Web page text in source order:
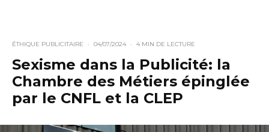
ÉTHIQUE PUBLICITAIRE · 04/07/2024 · 4 MIN DE LECTURE
Sexisme dans la Publicité: la
Chambre des Métiers épinglée
par le CNFL et la CLEP